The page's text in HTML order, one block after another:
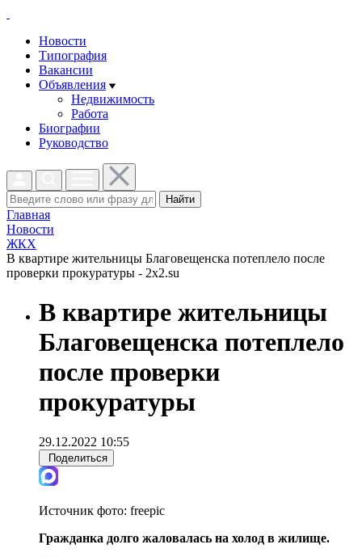
Новости
Типография
Вакансии
Объявления
Недвижимость
Работа
Биографии
Руководство
Найти
Главная
Новости
ЖКХ
В квартире жительницы Благовещенска потеплело после
проверки прокуратуры - 2x2.su
В квартире жительницы
Благовещенска потеплело
после проверки
прокуратуры
29.12.2022 10:55
Поделиться
Источник фото: freepic
Гражданка долго жаловалась на холод в жилище.